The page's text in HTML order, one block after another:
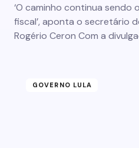
‘O caminho continua sendo
fiscal’, aponta o secretário
Rogério Ceron Com a
GOVERNO LULA